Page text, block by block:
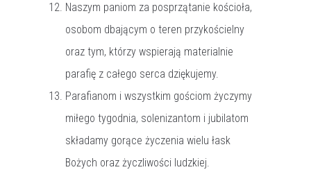
Naszym paniom za posprzątanie kościoła,
osobom dbającym o teren przykościelny
oraz tym, którzy wspierają materialnie
parafię z całego serca dziękujemy.
Parafianom i wszystkim gościom życzymy
miłego tygodnia, solenizantom i jubilatom
składamy gorące życzenia wielu łask
Bożych oraz życzliwości ludzkiej.